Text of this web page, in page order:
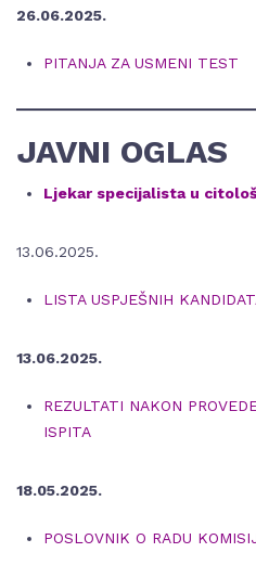
26.06.2025.
PITANJA ZA USMENI TEST
JAVNI OGLAS
Ljekar specijalista u
13.06.2025.
LISTA USPJEŠNIH
13.06.2025.
REZULTATI NAKON
ISPITA
18.05.2025.
POSLOVNIK O RADU